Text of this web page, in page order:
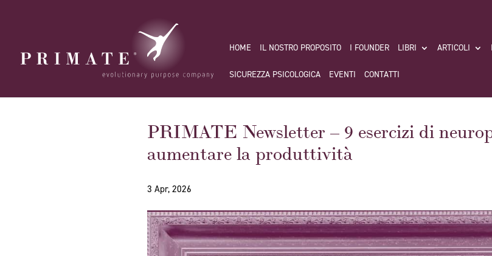
HOME IL NOSTRO PROPOSITO I FOUNDER LIBRI ARTICOLI
SICUREZZA PSICOLOGICA EVENTI CONTATTI
PRIMATE Newsletter – 9 esercizi di
aumentare la produttività
3 Apr, 2026